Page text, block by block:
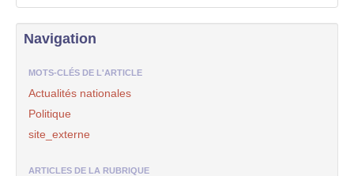
Navigation
MOTS-CLÉS DE L'ARTICLE
Actualités nationales
Politique
site_externe
ARTICLES DE LA RUBRIQUE